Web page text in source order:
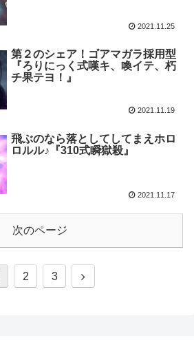
2021.11.25
第２のシェア！ゴアマガラ採用型
『ろりにっく式嘆キ、喚イテ、朽
チ果テヨ！』
2021.11.19
飛ぶのなら落としてしてまえホロ
ロルル♪『310式瞬獄殺』
2021.11.17
次のページ
2 3